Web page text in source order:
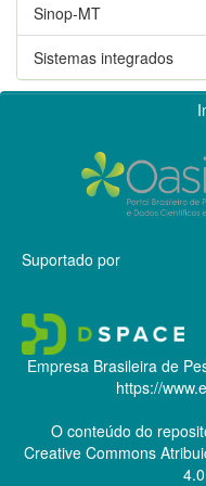
Sinop-MT
Sistemas integrados
Suportado por
Empresa Brasileira de
https://
O conteúdo do
Creative Commons